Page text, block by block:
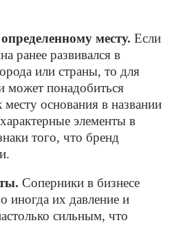
месту. Если
ранее развивался в
или страны, то для
может понадобиться
основания в названии
элементы в
того, что бренд
Соперники в бизнесе
иногда их давление и
сильным, что